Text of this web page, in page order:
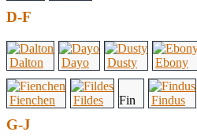
D-F
Dalton Dayo Dusty Ebony
Fienchen Fildes Fin Findus
G-J